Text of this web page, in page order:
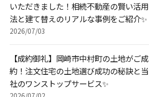
いただきました！相続不動産の賢い活用
法と建て替えのリアルな事例をご紹介✨
2026/07/03
【成約御礼】岡崎市中村町の土地がご成
約！注文住宅の土地選び成功の秘訣と当
社のワンストップサービス✨